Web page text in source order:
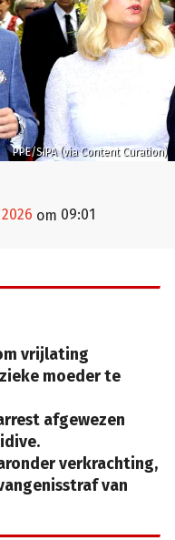
PPE/SIPA (via Content Curation)
om 09:01
vrijlating
moeder te
afgewezen
verkrachting,
van